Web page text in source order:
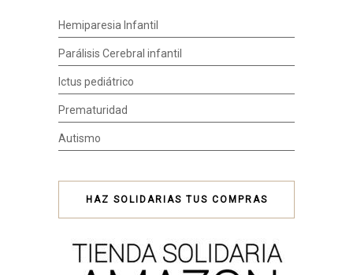
Hemiparesia Infantil
Parálisis Cerebral infantil
Ictus pediátrico
Prematuridad
Autismo
HAZ SOLIDARIAS TUS COMPRAS